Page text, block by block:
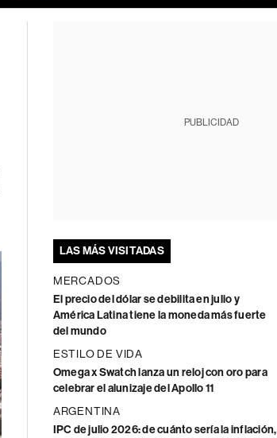
PUBLICIDAD
LAS MÁS VISITADAS
MERCADOS
El precio del dólar se debilita en julio y
América Latina tiene la moneda más fuerte
del mundo
ESTILO DE VIDA
Omega x Swatch lanza un reloj con oro para
celebrar el alunizaje del Apollo 11
ARGENTINA
IPC de julio 2026: de cuánto sería la inflación,